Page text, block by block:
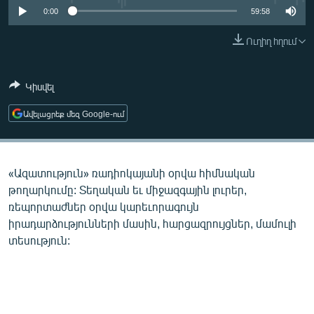
ՄԻՋԱԶԳԱՅԻՆ
ՄԵԿՆԱԲԱՆՈՒԹՅՈՒՆ
ՏՏ ԵՒ ԻՆՏԵՐՆԵՏ
ԿՈՐՈՆԱՎԻՐՈՒՍ
ՏԵՍԱՆՅՈՒԹԵՐ
ԲԱՆԱՎԵՃ
ՁԳՏԵԼՈՎ ԼԱՎԱԳՈՒՅՆԻՆ
0:00 59:58
Ուղիղ հղում
Կիսվել
Ավելացրեք մեզ Google-ում
«Ազատություն» ռադիոկայանի օրվա հիմնական
թողարկումը: Տեղական եւ միջազգային լուրեր,
ռեպորտաժներ օրվա կարեւորագույն
իրադարձությունների մասին, հարցազրույցներ, մամուլի
տեսություն: